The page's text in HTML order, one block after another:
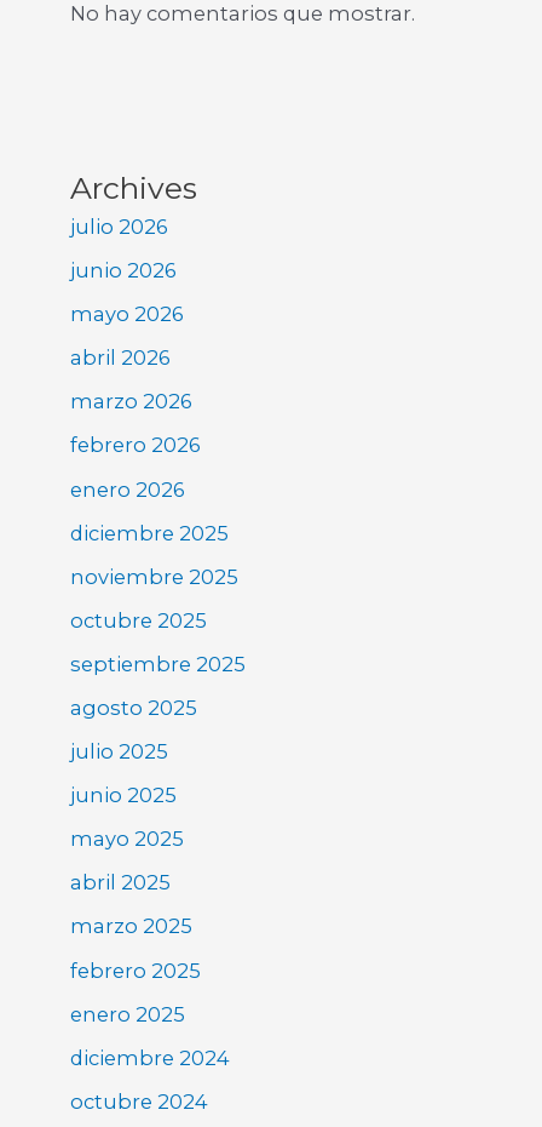
No hay comentarios que mostrar.
Archives
julio 2026
junio 2026
mayo 2026
abril 2026
marzo 2026
febrero 2026
enero 2026
diciembre 2025
noviembre 2025
octubre 2025
septiembre 2025
agosto 2025
julio 2025
junio 2025
mayo 2025
abril 2025
marzo 2025
febrero 2025
enero 2025
diciembre 2024
octubre 2024